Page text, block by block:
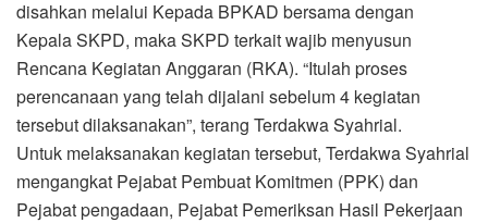
disahkan melalui Kepada BPKAD bersama dengan
Kepala SKPD, maka SKPD terkait wajib menyusun
Rencana Kegiatan Anggaran (RKA). “Itulah proses
perencanaan yang telah dijalani sebelum 4 kegiatan
tersebut dilaksanakan”, terang Terdakwa Syahrial.
Untuk melaksanakan kegiatan tersebut, Terdakwa Syahrial
mengangkat Pejabat Pembuat Komitmen (PPK) dan
Pejabat pengadaan, Pejabat Pemeriksan Hasil Pekerjaan